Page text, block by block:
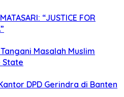
“JUSTICE FOR
Masalah Muslim
State
DPD Gerindra di Banten